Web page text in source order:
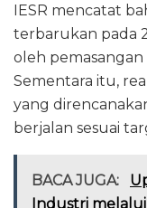
IESR mencatat
terbarukan pada
oleh
Sementara itu,
yang
berjalan sesuai
BACA JUGA:
Industri